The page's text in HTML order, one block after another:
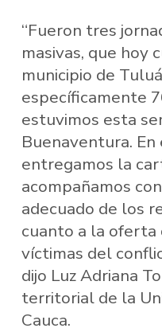
“Fueron tres
masivas, que hoy
municipio de
específicamente
estuvimos esta
Buenaventura.
entregamos la
acompañamos
adecuado de los
cuanto a la oferta
víctimas del
dijo Luz Adriana
territorial de la
Cauca.